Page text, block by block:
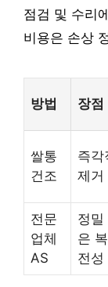
점검 및 수리
비용은 손상
방법 장점
쌀통
건조
즉각
제거
전문
업체
AS
정밀
은
전성